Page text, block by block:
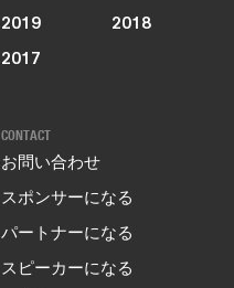
2019
2018
2017
CONTACT
お問い合わせ
スポンサーになる
パートナーになる
スピーカーになる